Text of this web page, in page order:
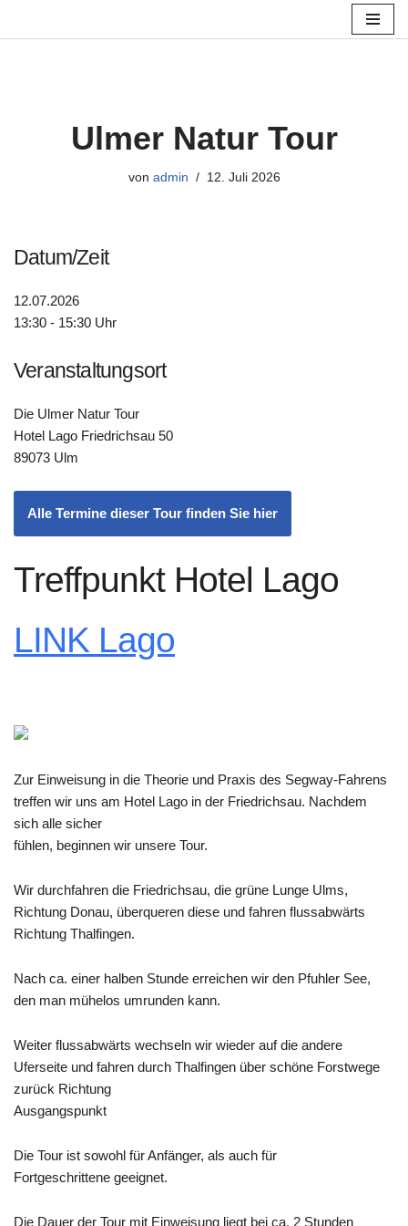
Ulmer Natur Tour
von admin 12. Juli 2026
Datum/Zeit
12.07.2026
13:30 - 15:30 Uhr
Veranstaltungsort
Die Ulmer Natur Tour
Hotel Lago Friedrichsau 50
89073 Ulm
Alle Termine dieser Tour finden Sie hier
Treffpunkt Hotel Lago
LINK Lago
Zur Einweisung in die Theorie und Praxis des Segway-Fahrens
treffen wir uns am Hotel Lago in der Friedrichsau. Nachdem
sich alle sicher
fühlen, beginnen wir unsere Tour.
Wir durchfahren die Friedrichsau, die grüne Lunge Ulms,
Richtung Donau, überqueren diese und fahren flussabwärts
Richtung Thalfingen.
Nach ca. einer halben Stunde erreichen wir den Pfuhler See,
den man mühelos umrunden kann.
Weiter flussabwärts wechseln wir wieder auf die andere
Uferseite und fahren durch Thalfingen über schöne Forstwege
zurück Richtung
Ausgangspunkt
Die Tour ist sowohl für Anfänger, als auch für
Fortgeschrittene geeignet.
Die Dauer der Tour mit Einweisung liegt bei ca. 2 Stunden